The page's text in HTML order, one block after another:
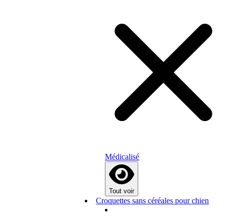
Médicalisé
Tout voir
Croquettes sans céréales pour chien